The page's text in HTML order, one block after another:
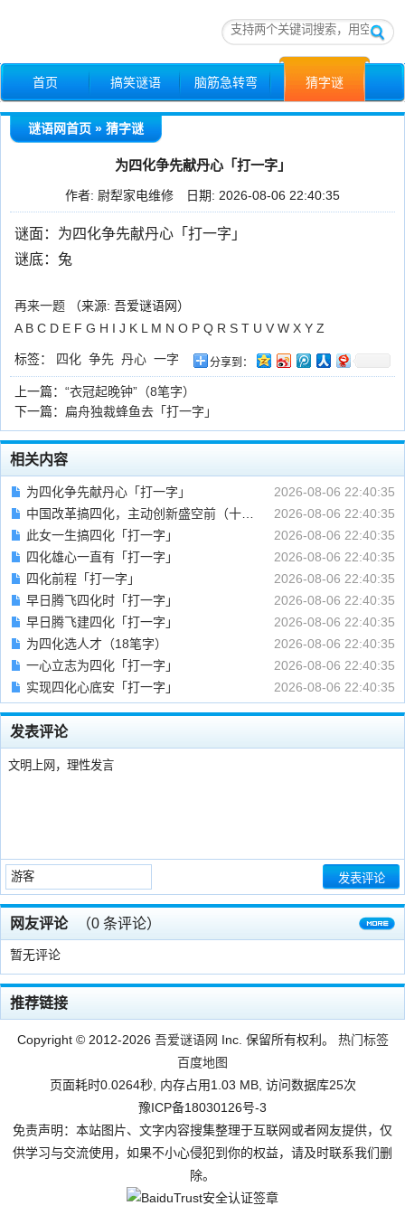
首页 搞笑谜语 脑筋急转弯 猜字谜
成语谜语 动物谜语
地名谜语
猜字谜
谜语网首页 » 猜字谜
为四化争先献丹心「打一字」
作者: 尉犁家电维修 日期: 2026-08-06 22:40:35
谜面：为四化争先献丹心「打一字」
谜底：兔
再来一题 （来源: 吾爱谜语网）
A B C D E F G H I J K L M N O P Q R S T U V W X Y Z
标签： 四化 争先 丹心 一字 分享到：
上一篇： “衣冠起晚钟”（8笔字）
下一篇： 扁舟独裁蜂鱼去「打一字」
相关内容
2026-08-06 22:40:35
为四化争先献丹心「打一字」
2026-08-06 22:40:35
中国改革搞四化，主动创新盛空前（十画字）
2026-08-06 22:40:35
此女一生搞四化「打一字」
2026-08-06 22:40:35
四化雄心一直有「打一字」
2026-08-06 22:40:35
四化前程「打一字」
2026-08-06 22:40:35
早日腾飞四化时「打一字」
2026-08-06 22:40:35
早日腾飞建四化「打一字」
2026-08-06 22:40:35
为四化选人才（18笔字）
2026-08-06 22:40:35
一心立志为四化「打一字」
2026-08-06 22:40:35
实现四化心底安「打一字」
发表评论
网友评论 （0 条评论）
暂无评论
推荐链接
Copyright © 2012-2026 吾爱谜语网 Inc. 保留所有权利。 热门标签
百度地图
页面耗时0.0264秒, 内存占用1.03 MB, 访问数据库25次
豫ICP备18030126号-3
免责声明：本站图片、文字内容搜集整理于互联网或者网友提供，仅
供学习与交流使用，如果不小心侵犯到你的权益，请及时联系我们删
除。